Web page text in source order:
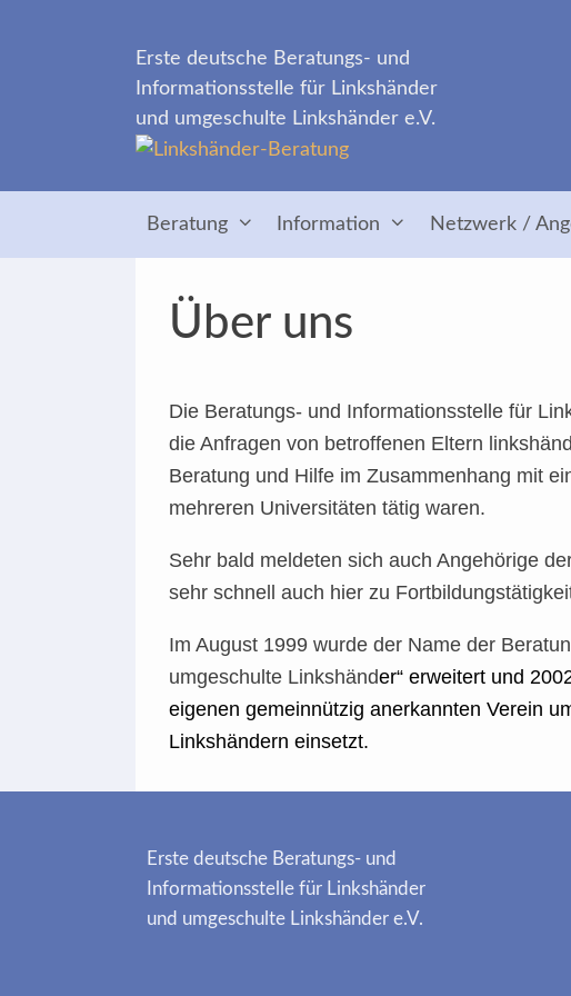
Erste deutsche Beratungs- und
Informationsstelle für Linkshänder
und umgeschulte Linkshänder e.V.
Beratung Information Netzwerk /
Über uns
Die Beratungs- und Informationsstelle für
die Anfragen von betroffenen Eltern
Beratung und Hilfe im Zusammenhang mit
mehreren Universitäten tätig waren.
Sehr bald meldeten sich auch Angehörige
sehr schnell auch hier zu
Im August 1999 wurde der Name der
umgeschulte Linkshänder“ erweitert und
eigenen gemeinnützig anerkannten Verein
Linkshändern einsetzt.
Erste deutsche Beratungs- und
Informationsstelle für Linkshänder
und umgeschulte Linkshänder e.V.